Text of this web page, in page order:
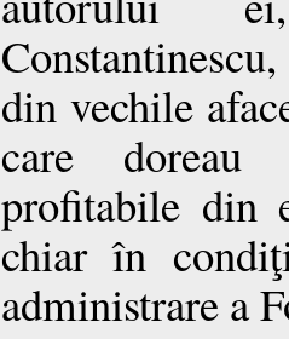
din vechile
care
profitabile din
chiar în
administrare a